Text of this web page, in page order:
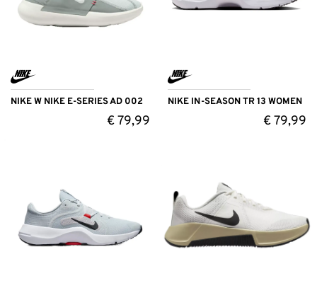
NIKE W NIKE E-SERIES AD 002
€79,99
NIKE IN-SEASON TR 13 WOMEN
€79,99